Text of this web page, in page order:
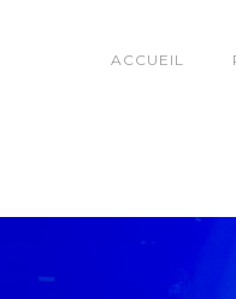
ACCUEIL